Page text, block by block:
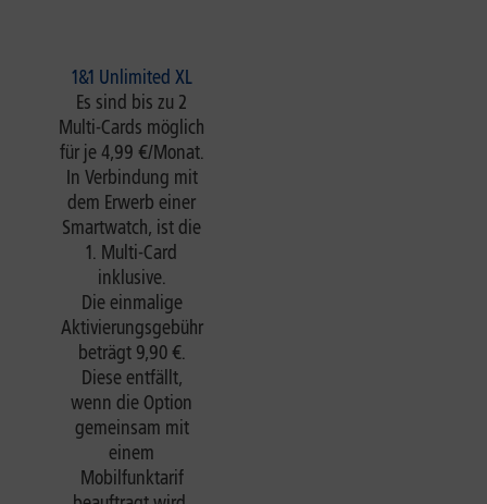
1&1 Unlimited XL
Es sind bis zu 2
Multi-Cards möglich
für je 4,99 €/Monat.
In Verbindung mit
dem Erwerb einer
Smartwatch, ist die
1. Multi-Card
inklusive.
Die einmalige
Aktivierungsgebühr
beträgt 9,90 €.
Diese entfällt,
wenn die Option
gemeinsam mit
einem
Mobilfunktarif